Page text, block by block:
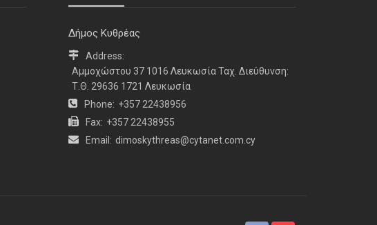
στην Κοφίνου
Δήμος Κυθρέας
Address:
Αμμοχώστου 37 1016 Λευκωσία Ταχ. Διεύθυνση:
Τ.Θ. 29636 1721 Λευκωσία
Phone: +357 22438956
Fax: +357 22438955
Email: dimoskythreas@cytanet.com.cy